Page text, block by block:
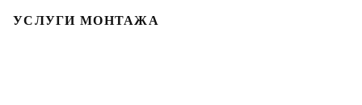
УСЛУГИ МОНТАЖА